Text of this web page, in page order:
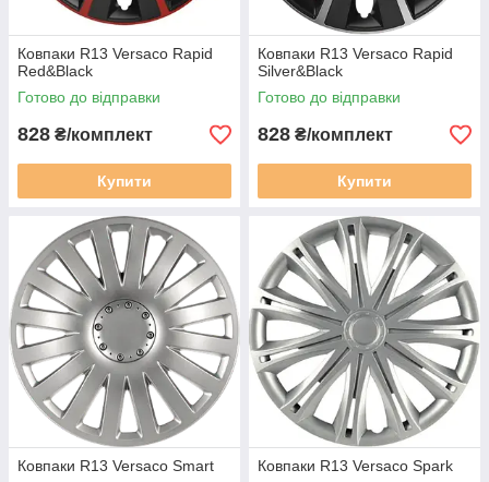
Ковпаки R13 Versaco Rapid
Red&Black
Готово до відправки
828 ₴/комплект
Купити
Ковпаки R13 Versaco Rapid
Silver&Black
Готово до відправки
828 ₴/комплект
Купити
Ковпаки R13 Versaco Smart
Ковпаки R13 Versaco Spark